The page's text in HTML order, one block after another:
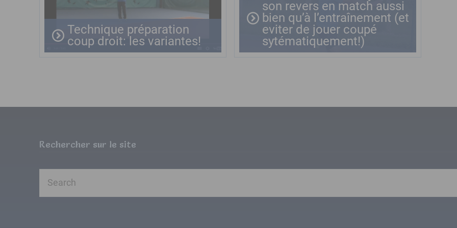
Technique préparation
coup droit: les variantes!
son revers en match aussi
bien qu’à l’entraînement (et
eviter de jouer coupé
sytématiquement!)
Rechercher sur le site